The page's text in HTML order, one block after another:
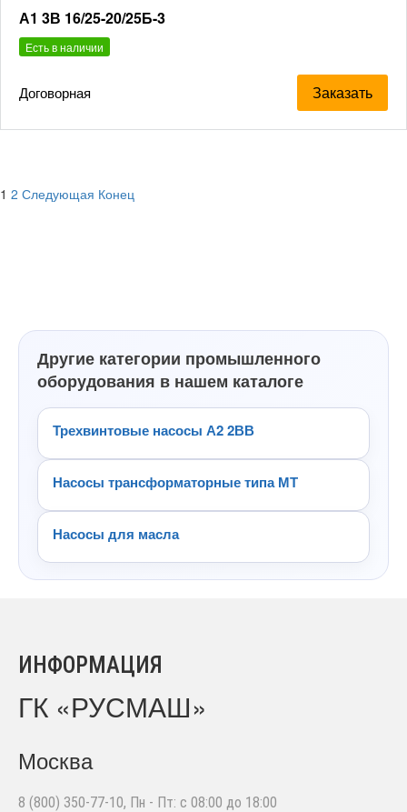
А1 3В 16/25-20/25Б-3
Есть в наличии
Договорная Заказать
1 2 Следующая Конец
Другие категории промышленного
оборудования в нашем каталоге
Трехвинтовые насосы А2 2ВВ
Насосы трансформаторные типа МТ
Насосы для масла
ИНФОРМАЦИЯ
ГК «РУСМАШ»
Москва
8 (800) 350-77-10, Пн - Пт: с 08:00 до 18:00